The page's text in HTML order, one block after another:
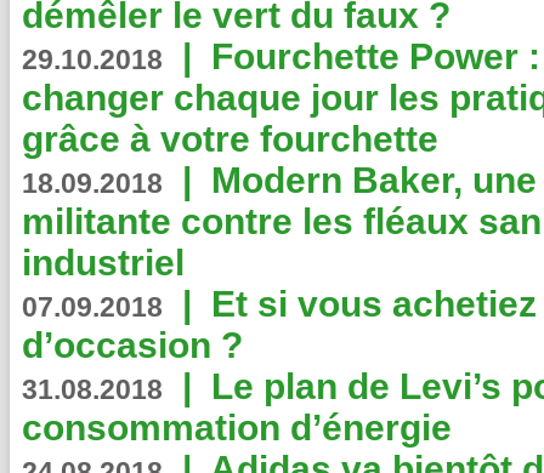
démêler le vert du faux ?
29.10.2018 | Fourchette Power
changer chaque jour les
grâce à votre fourchette
18.09.2018 | Modern Baker,
militante contre les fléaux
industriel
07.09.2018 | Et si vous
d’occasion ?
31.08.2018 | Le plan de Levi’s
consommation d’énergie